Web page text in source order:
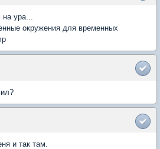
на ура...
окружения для временных
и так там.